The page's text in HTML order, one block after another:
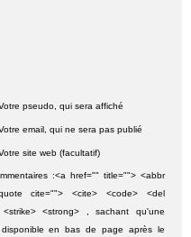
pseudo, qui sera affiché
email, qui ne sera pas publié
site web (facultatif)
:<a href="" title=""> <abbr
cite=""> <cite> <code> <del
<strong> , sachant qu'une
disponible en bas de page après le